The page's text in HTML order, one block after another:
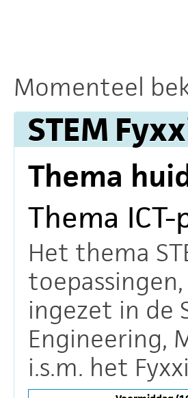
Momenteel
STEM
Thema
Thema
Het thema
ingezet in de
Engineering,
i.s.m. het